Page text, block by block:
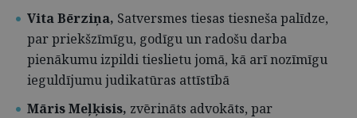
Vita Bērziņa, Satversmes tiesas tiesneša palīdze,
par priekšzīmīgu, godīgu un radošu darba
pienākumu izpildi tieslietu jomā, kā arī nozīmīgu
ieguldījumu judikatūras attīstībā
Māris Meļķisis, zvērināts advokāts, par